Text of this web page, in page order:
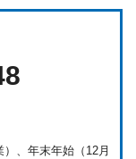
、年末年始（12月